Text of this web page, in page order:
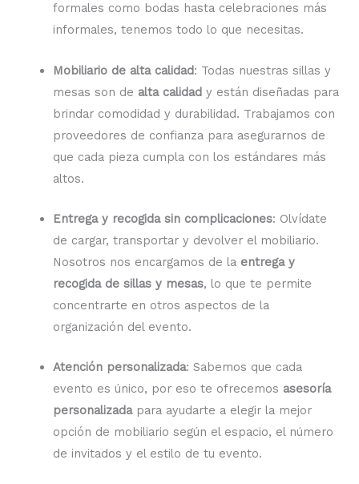
formales como bodas hasta celebraciones más
informales, tenemos todo lo que necesitas.
Mobiliario de alta calidad: Todas nuestras sillas y
mesas son de alta calidad y están diseñadas para
brindar comodidad y durabilidad. Trabajamos con
proveedores de confianza para asegurarnos de
que cada pieza cumpla con los estándares más
altos.
Entrega y recogida sin complicaciones: Olvídate
de cargar, transportar y devolver el mobiliario.
Nosotros nos encargamos de la entrega y
recogida de sillas y mesas, lo que te permite
concentrarte en otros aspectos de la
organización del evento.
Atención personalizada: Sabemos que cada
evento es único, por eso te ofrecemos asesoría
personalizadapara ayudarte a elegir la mejor
opción de mobiliario según el espacio, el número
de invitados y el estilo de tu evento.